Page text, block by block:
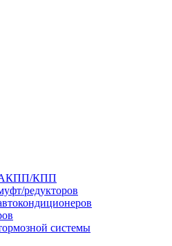
АКПП/КПП
редукторов
системы